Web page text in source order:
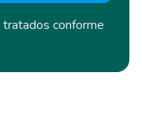
tratados conforme